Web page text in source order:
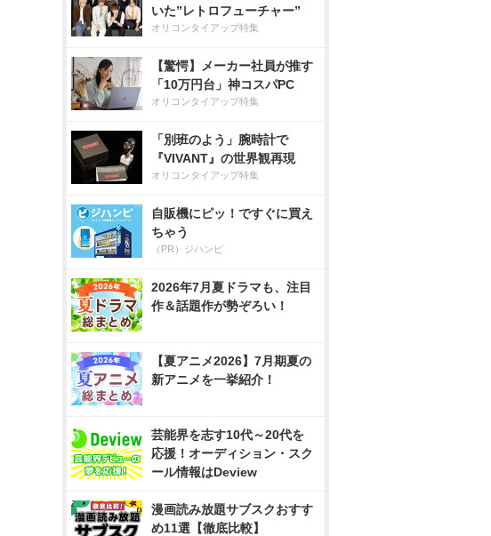
いた”レトロフューチャー”
オリコンタイアップ特集
【驚愕】メーカー社員が推す
「10万円台」神コスパPC
オリコンタイアップ特集
「別班のよう」腕時計で
『VIVANT』の世界観再現
オリコンタイアップ特集
自販機にピッ！ですぐに買え
ちゃう
（PR）ジハンピ
2026年7月夏ドラマも、注目
作＆話題作が勢ぞろい！
【夏アニメ2026】7月期夏の
新アニメを一挙紹介！
芸能界を志す10代～20代を
応援！オーディション・スク
ール情報はDeview
漫画読み放題サブスクおすす
め11選【徹底比較】